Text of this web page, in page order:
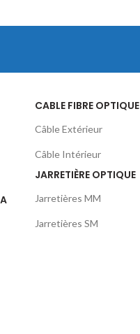
CABLE FIBRE OPTIQUE
Câble Extérieur
Câble Intérieur
JARRETIÈRE OPTIQUE
Jarretières MM
Jarretières SM